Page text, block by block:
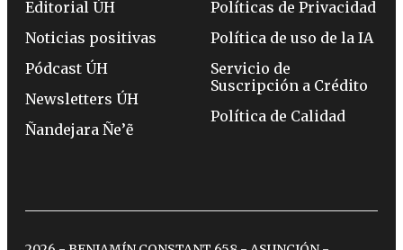
Editorial ÚH
Noticias positivas
Pódcast ÚH
Newsletters ÚH
Ñandejara Ñe’ẽ
Políticas de Privacidad
Política de uso de la IA
Servicio de
Suscripción a Crédito
Política de Calidad